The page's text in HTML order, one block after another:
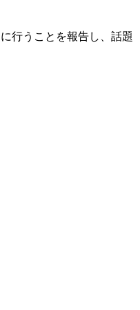
行うことを報告し、話題